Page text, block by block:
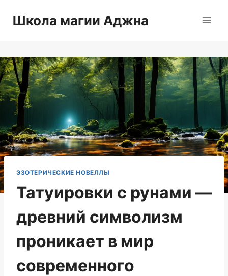
Школа магии Аджна
ЭЗОТЕРИЧЕСКИЕ НОВЕЛЛЫ
Татуировки с рунами —
древний символизм
проникает в мир
современного